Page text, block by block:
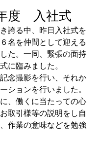
度 入社式
誇る中、昨日入社式を
名を仲間として迎える
た。一同、緊張の面持
に臨みました。
念撮影を行い、それか
ションを行いました。
、働くに当たっての心
取引様等の説明をし自
作業の意味などを勉強